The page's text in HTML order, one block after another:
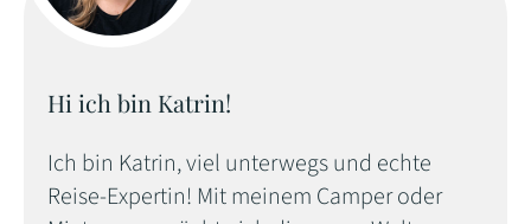
Hi ich bin Katrin!
Ich bin Katrin, viel unterwegs und echte
Reise-Expertin! Mit meinem Camper oder